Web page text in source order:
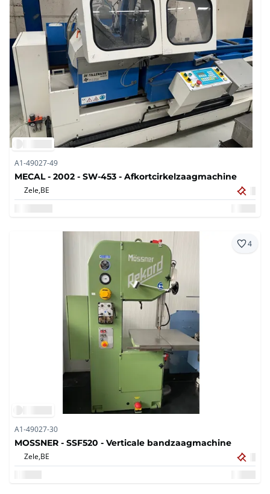
A1-49027-49
MECAL - 2002 - SW-453 - Afkortcirkelzaagmachine
Zele,BE
4
A1-49027-30
MOSSNER - SSF520 - Verticale bandzaagmachine
Zele,BE